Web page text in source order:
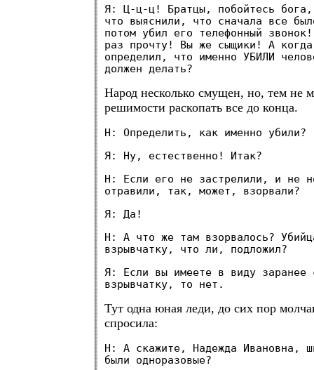
Я: Ц-ц-ц! Братцы, побойтесь
что выяснили, что сначала все
потом убил его телефонный
раз прочту! Вы же сыщики! А когда
определил, что именно УБИЛИ
должен делать?
Народ несколько смущен, но, тем не
решимости раскопать все до конца.
Н: Определить, как именно убили?
Я: Ну, естественно! Итак?
Н: Если его не застрелили, и не
отравили, так, может, взорвали?
Я: Да!
Н: А что же там взорвалось?
взрывчатку, что ли, подложил?
Я: Если вы имеете в виду заранее
взрывчатку, то нет.
Тут одна юная леди, до сих пор
спросила:
Н: А скажите, Надежда Ивановна,
были одноразовые?